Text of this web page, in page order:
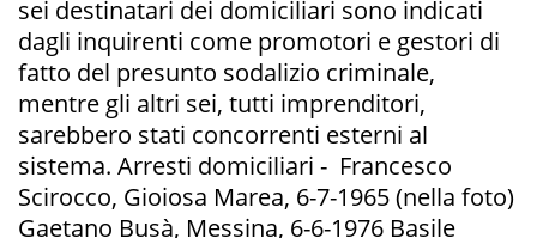
sei destinatari dei domiciliari sono indicati
dagli inquirenti come promotori e gestori di
fatto del presunto sodalizio criminale,
mentre gli altri sei, tutti imprenditori,
sarebbero stati concorrenti esterni al
sistema. Arresti domiciliari - Francesco
Scirocco, Gioiosa Marea, 6-7-1965 (nella foto)
Gaetano Busà, Messina, 6-6-1976 Basile